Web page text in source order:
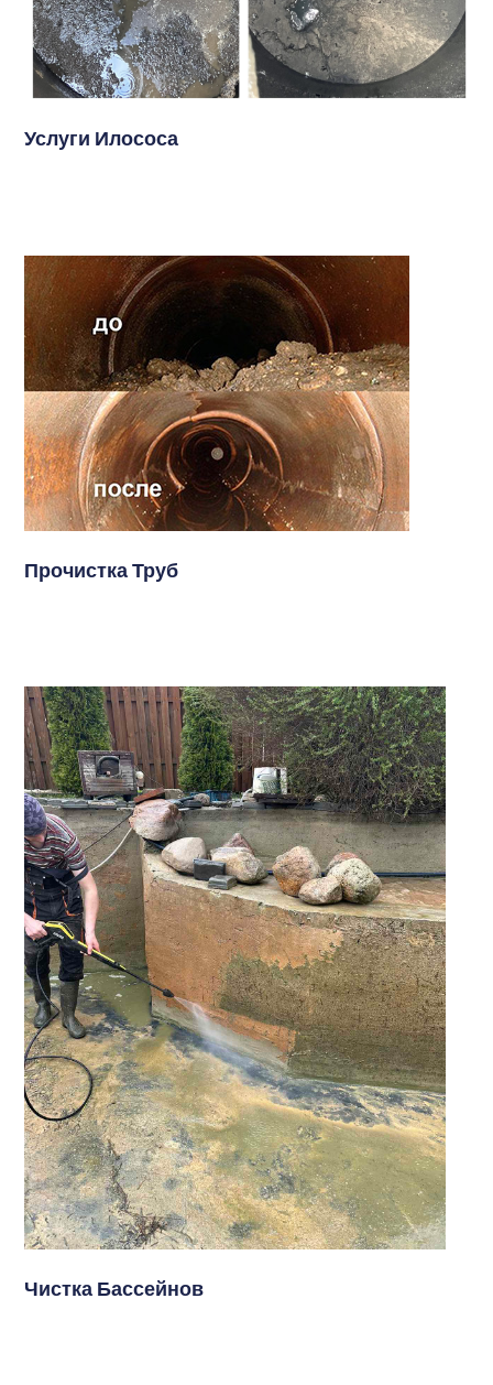
Услуги Илососа
Прочистка Труб
Чистка Бассейнов